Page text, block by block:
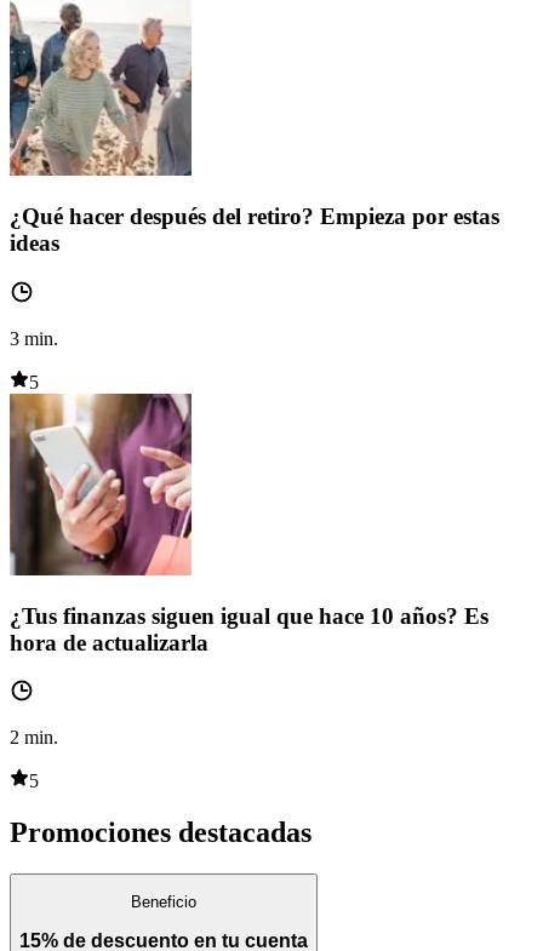
¿Qué hacer después del retiro? Empieza por estas
ideas
3 min.
5
¿Tus finanzas siguen igual que hace 10 años? Es
hora de actualizarla
2 min.
5
Promociones destacadas
Beneficio
15% de descuento en tu cuenta